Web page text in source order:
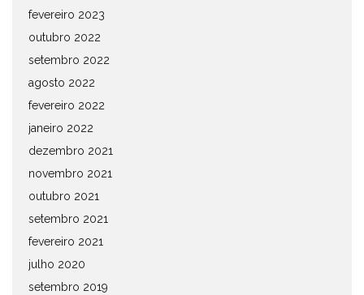
fevereiro 2023
outubro 2022
setembro 2022
agosto 2022
fevereiro 2022
janeiro 2022
dezembro 2021
novembro 2021
outubro 2021
setembro 2021
fevereiro 2021
julho 2020
setembro 2019